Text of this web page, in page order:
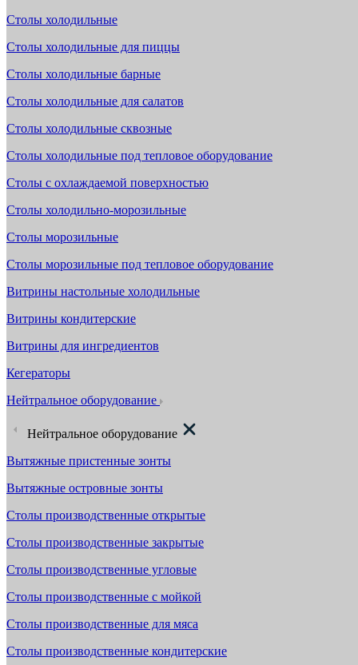
Столы холодильные
Столы холодильные для пиццы
Столы холодильные барные
Столы холодильные для салатов
Столы холодильные сквозные
Столы холодильные под тепловое оборудование
Столы с охлаждаемой поверхностью
Столы холодильно-морозильные
Столы морозильные
Столы морозильные под тепловое оборудование
Витрины настольные холодильные
Витрины кондитерские
Витрины для ингредиентов
Кегераторы
Нейтральное оборудование
Нейтральное оборудование
Вытяжные пристенные зонты
Вытяжные островные зонты
Столы производственные открытые
Столы производственные закрытые
Столы производственные угловые
Столы производственные с мойкой
Столы производственные для мяса
Столы производственные кондитерские